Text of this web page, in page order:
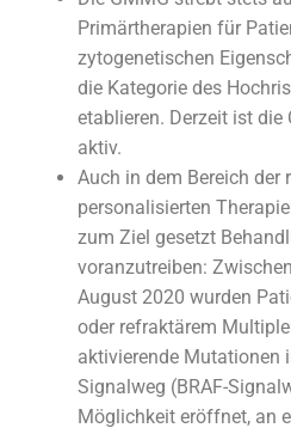
Primärtherapien für
zytogenetischen
die Kategorie des
etablieren. Derzeit ist die
aktiv.
Auch in dem Bereich der
personalisierten
zum Ziel gesetzt
voranzutreiben:
August 2020 wurden
oder refraktärem
aktivierende Mutationen
Signalweg (BRAF-
Möglichkeit eröffnet, an